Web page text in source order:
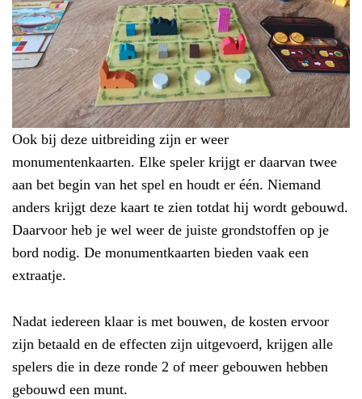
Ook bij deze uitbreiding zijn er weer
monumentenkaarten. Elke speler krijgt er daarvan twee
aan bet begin van het spel en houdt er één. Niemand
anders krijgt deze kaart te zien totdat hij wordt gebouwd.
Daarvoor heb je wel weer de juiste grondstoffen op je
bord nodig. De monumentkaarten bieden vaak een
extraatje.
Nadat iedereen klaar is met bouwen, de kosten ervoor
zijn betaald en de effecten zijn uitgevoerd, krijgen alle
spelers die in deze ronde 2 of meer gebouwen hebben
gebouwd een munt.